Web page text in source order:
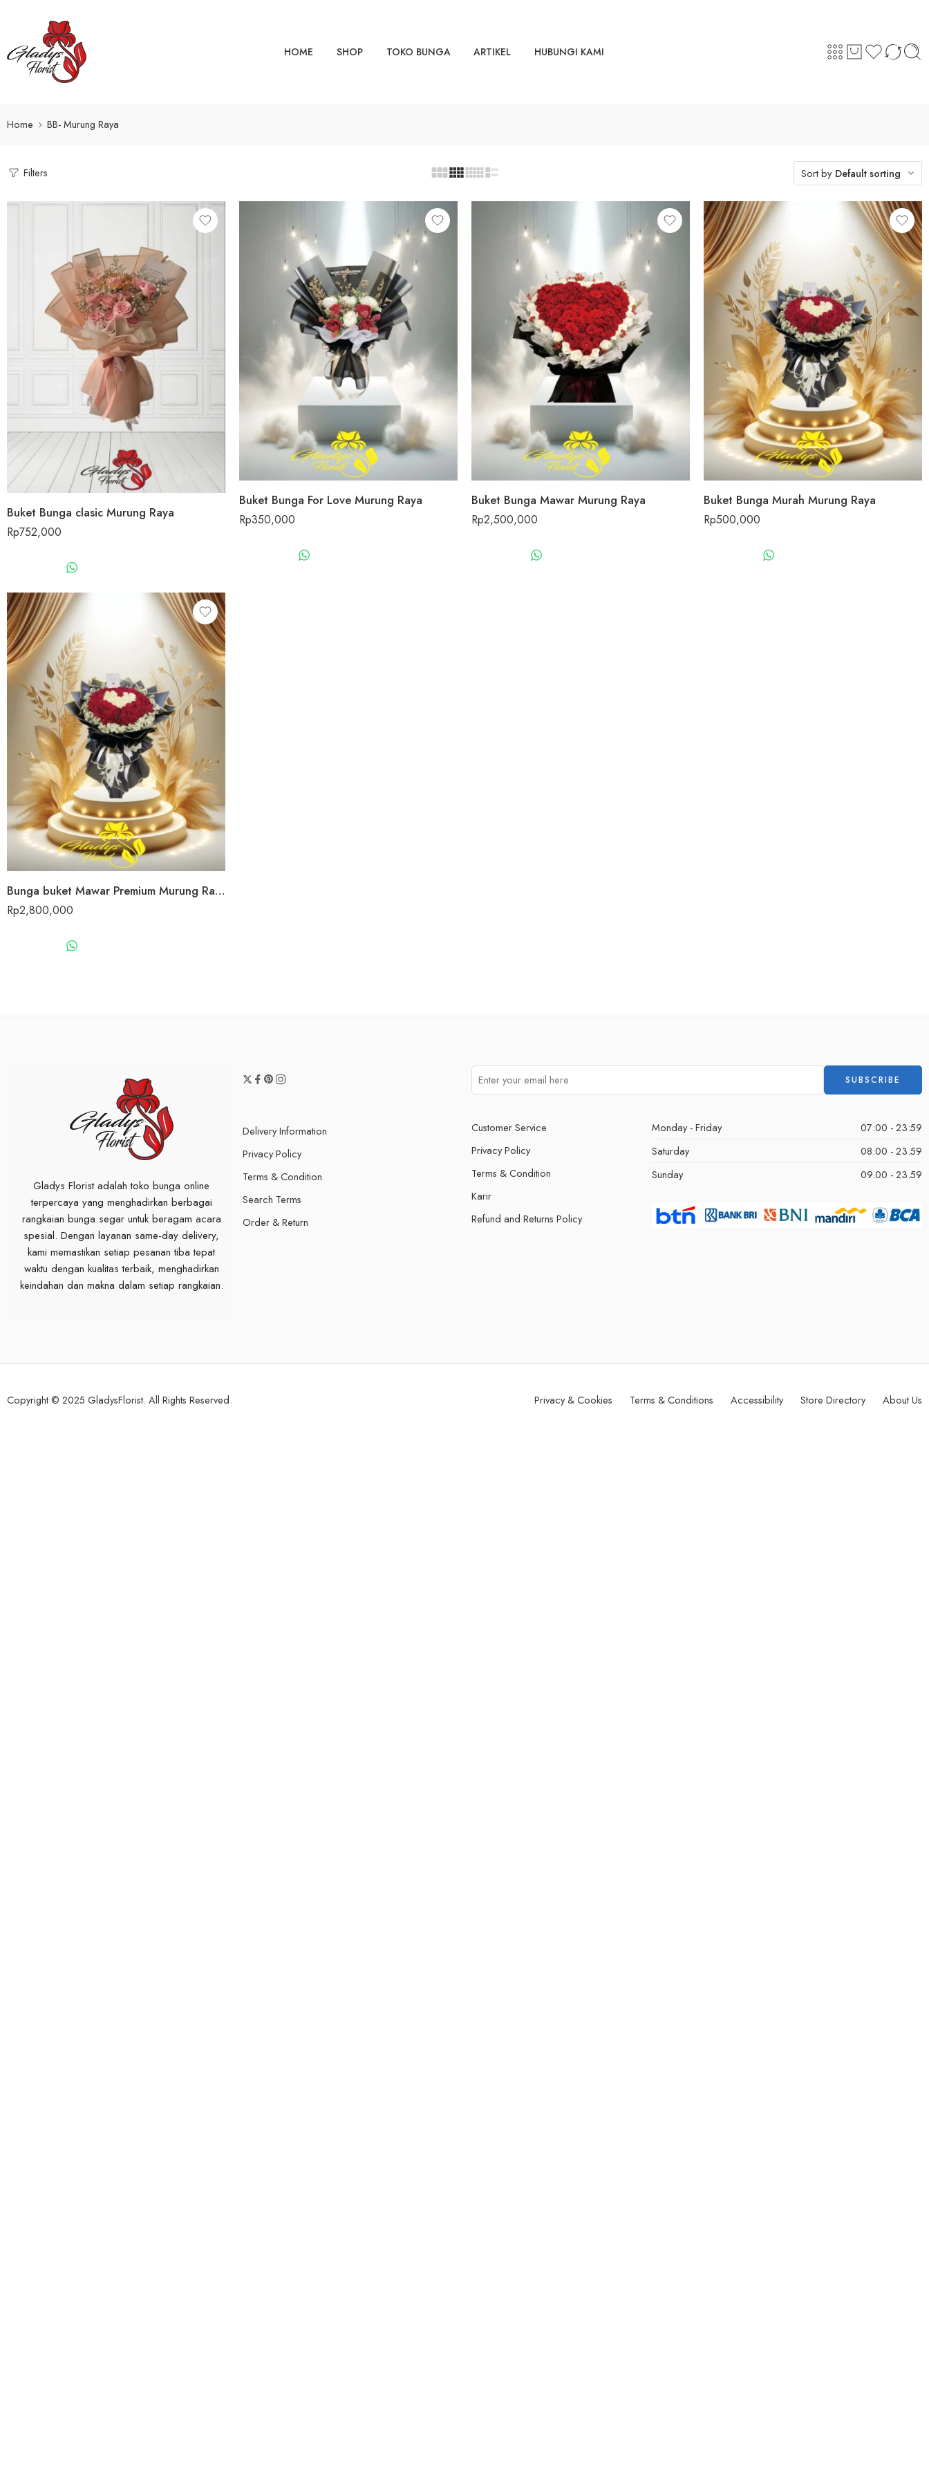
HOME SHOP TOKO BUNGA ARTIKEL HUBUNGI KAMI
Home BB- Murung Raya
Filters Sort by Default sorting
Buket Bunga clasic Murung Raya
Rp752,000
Buket Bunga For Love Murung Raya
Rp350,000
Buket Bunga Mawar Murung Raya
Rp2,500,000
Buket Bunga Murah Murung Raya
Rp500,000
Bunga buket Mawar Premium Murung Raya
Rp2,800,000
Gladys Florist adalah toko bunga online
terpercaya yang menghadirkan berbagai
rangkaian bunga segar untuk beragam acara
spesial. Dengan layanan same-day delivery,
kami memastikan setiap pesanan tiba tepat
waktu dengan kualitas terbaik, menghadirkan
keindahan dan makna dalam setiap rangkaian.
Delivery Information
Privacy Policy
Terms & Condition
Search Terms
Order & Return
Customer Service
Privacy Policy
Terms & Condition
Karir
Refund and Returns Policy
Monday - Friday
07:00 - 23:59
Saturday
08:00 - 23.59
Sunday
09.00 - 23.59
Copyright © 2025 GladysFlorist. All Rights Reserved. Privacy & Cookies Terms & Conditions Accessibility Store Directory About Us